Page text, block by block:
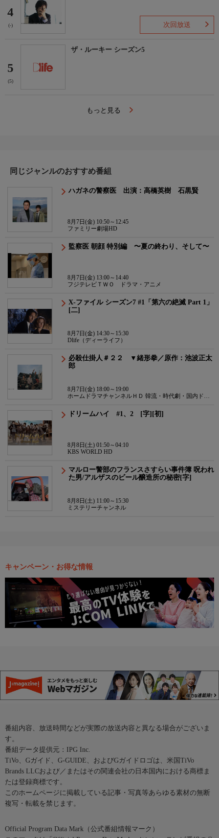
4
(-) 次回放送
5
(5)
ザ・ルーキー シーズン5
もっと見る
同じジャンルのおすすめ番組
ハガネの警察医 出演：高橋英樹 石黒賢
8月7日(金) 10:50～12:45
ファミリー劇場HD
監察医 朝顔 特別編 〜夏の終わり、そして〜
8月7日(金) 13:00～14:40
フジテレビＴＷＯ ドラマ・アニメ
X-ファイル シーズン7 #1「第六の絶滅 Part 1」
[二]
8月7日(金) 14:30～15:30
Dlife（ディーライフ）
必殺仕掛人＃２２ ▼緒形拳／原作：池波正太
郎
8月7日(金) 18:00～19:00
ホームドラマチャンネルＨＤ 韓流・時代劇・国内ドラ
ドリームハイ #1、2 [字][初]
8月8日(土) 01:50～04:10
KBS WORLD HD
マルロー警部のフランスさすらい事件簿 呪われ
た男/アルザスのビール醸造所の秘密[字]
8月8日(土) 11:00～15:30
ミステリーチャンネル
キャンペーン・お得な情報
番組内容、放送時間などが実際の放送内容と異なる場合がございま
す。
番組データ提供元：IPG Inc.
TiVo、Gガイド、G-GUIDE、およびGガイドロゴは、米国TiVo
Brands LLCおよび／またはその関連会社の日本国内における商標ま
たは登録商標です。
このホームページに掲載している記事・写真等あらゆる素材の無断
複写・転載を禁じます。
Official Program Data Mark（公式番組情報マーク）